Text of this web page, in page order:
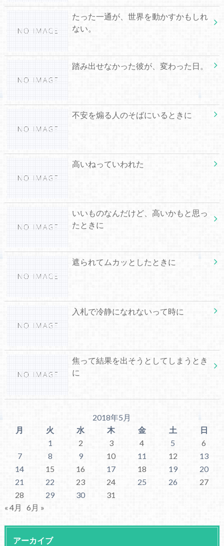
たった一通が、世界を動かすかもしれ
ない。
踏み出せなかった彼が、変わった日。
不安を煽る人のそばにいるときに
高いねっていわれた
いいものなんだけど、高いかもと思っ
たときに
遮られてムカッとしたときに
入札で冷静になれないって時に
焦って結果を出そうとしてしまうとき
に
2018年5月
月
火 水 木 金 土
日
1
2 3 4 5
6
7
8 9 10 11 12
13
14
15 16 17 18 19
20
21
22 23 24 25 26
27
28
29 30
31
« 4月
6月 »
アーカイブ